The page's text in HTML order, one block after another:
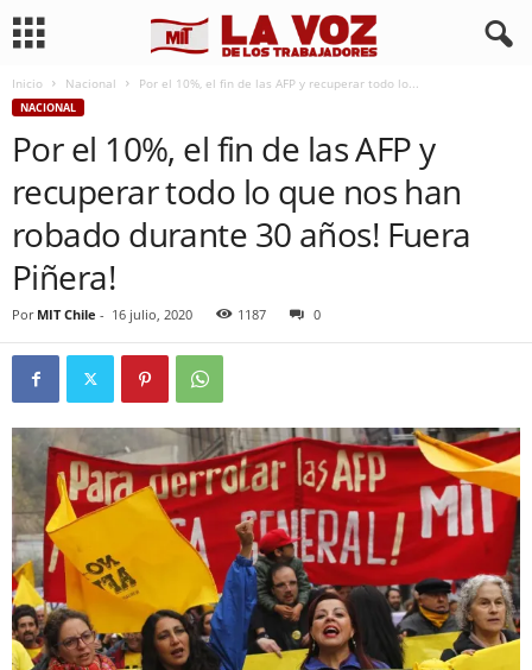
Inicio Nacional Por el 10%, el fin de las AFP y recuperar todo lo...
NACIONAL
Por el 10%, el fin de las AFP y
recuperar todo lo que nos han
robado durante 30 años! Fuera
Piñera!
Por MIT Chile - 16 julio, 2020 1187 0